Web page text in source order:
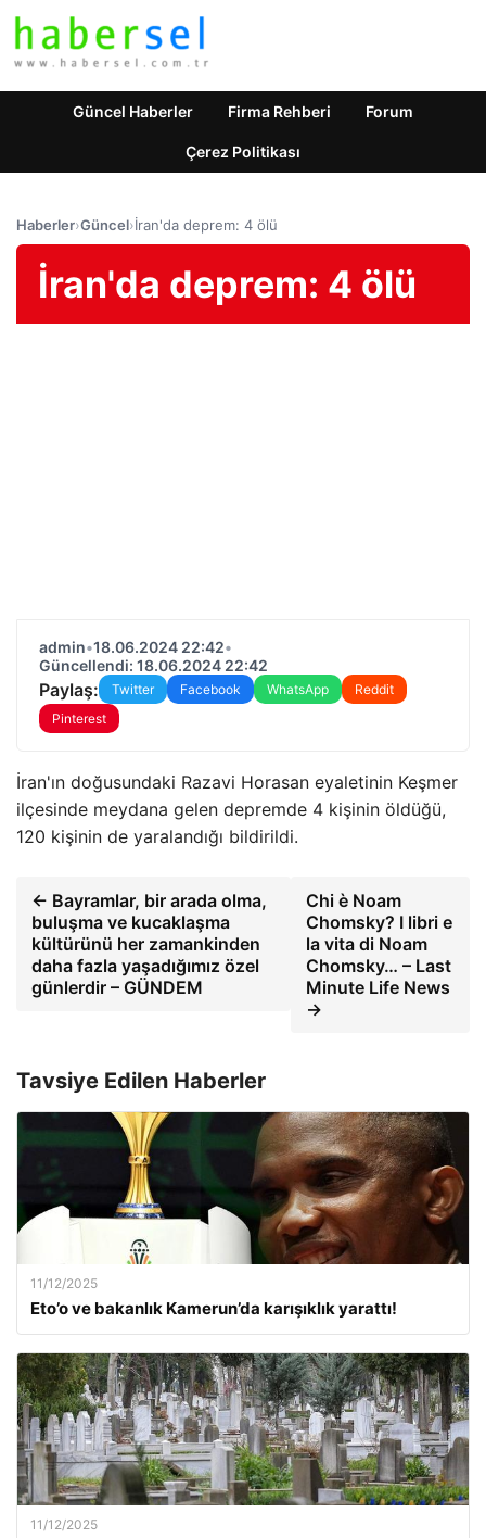
Güncel Haberler Firma Rehberi Forum
Çerez Politikası
Haberler›Güncel›İran'da deprem: 4 ölü
İran'da deprem: 4 ölü
admin•18.06.2024 22:42•
Güncellendi: 18.06.2024 22:42
Paylaş: Twitter Facebook WhatsApp
Reddit
Pinterest
İran'ın doğusundaki Razavi Horasan eyaletinin Keşmer
ilçesinde meydana gelen depremde 4 kişinin öldüğü,
120 kişinin de yaralandığı bildirildi.
← Bayramlar, bir arada olma,
buluşma ve kucaklaşma
kültürünü her zamankinden
daha fazla yaşadığımız özel
günlerdir – GÜNDEM
Chi è Noam
Chomsky? I libri e
la vita di Noam
Chomsky… – Last
Minute Life News
→
Tavsiye Edilen Haberler
11/12/2025
Eto’o ve bakanlık Kamerun’da karışıklık yarattı!
11/12/2025